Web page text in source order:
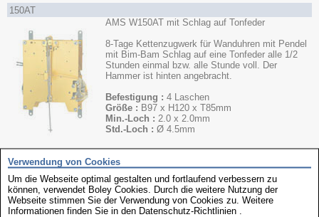
150AT
AMS W150AT mit Schlag auf Tonfeder
8-Tage Kettenzugwerk für Wanduhren mit Pendel
mit Bim-Bam Schlag auf eine Tonfeder alle 1/2
Stunden einmal bzw. alle Stunde voll. Der
Hammer ist hinten angebracht.
Befestigung : 4 Laschen
Größe : B97 x H120 x T85mm
Min.-Loch : 2.0 x 2.0mm
Std.-Loch : Ø 4.5mm
Name PendellängeSchlagart Ausführung HerstellerArt.-Nr.
Verwendung von Cookies
Um die Webseite optimal gestalten und fortlaufend verbessern zu
können, verwendet Boley Cookies. Durch die weitere Nutzung der
Webseite stimmen Sie der Verwendung von Cookies zu. Weitere
Informationen finden Sie in den Datenschutz-Richtlinien